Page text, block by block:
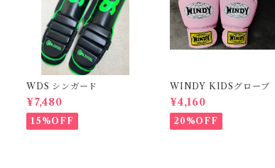
WDS シンガード
¥7,480
15%OFF
WINDY KIDSグローブ
Mサイズ ピンク
¥4,160
20%OFF